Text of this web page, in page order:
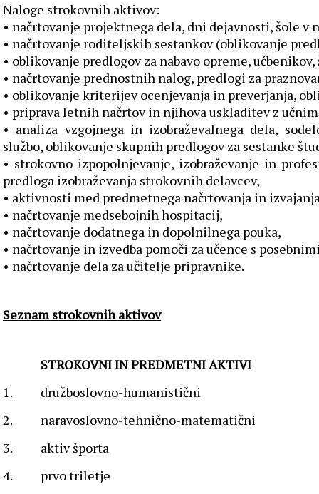
Naloge strokovnih aktivov:
• načrtovanje projektnega dela, dni dejavnosti, šole v
• načrtovanje roditeljskih sestankov (oblikovanje
• oblikovanje predlogov za nabavo opreme,
• načrtovanje prednostnih nalog, predlogi za
• oblikovanje kriterijev ocenjevanja in preverjanja,
• priprava letnih načrtov in njihova uskladitev z
• analiza vzgojnega in izobraževalnega dela,
službo, oblikovanje skupnih predlogov za sestanke
• strokovno izpopolnjevanje, izobraževanje in
predloga izobraževanja strokovnih delavcev,
• aktivnosti med predmetnega načrtovanja in
• načrtovanje medsebojnih hospitacij,
• načrtovanje dodatnega in dopolnilnega pouka,
• načrtovanje in izvedba pomoči za učence s
• načrtovanje dela za učitelje pripravnike.
Seznam strokovnih aktivov
STROKOVNI IN PREDMETNI AKTIVI
1.
družboslovno-humanistični
2.
naravoslovno-tehnično-matematični
3.
aktiv športa
4.
prvo triletje